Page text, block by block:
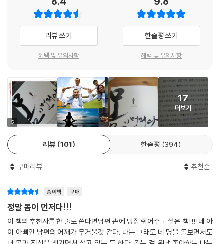
당연히 후자가 더 건강하다. 우리의 목표는 몸무게를 줄이는 게 아니다. 건
되도록 살이 찌지 않는 그런 몸을 만드는 것이다.
?“의사에게 몸을 외주 주지 마라”에서 (p.62)
?
몸은 변하는데 예전처럼 먹게 되면 문제가 생긴다. 암이 그렇다. ‘암癌’이란
한자를 보면 ‘입 구口’가 세 개 있다. 세 개의 입으로 아무거나 산더미처럼
먹어서 오는 질병이란 의미이다. 현대의 질병은 못 먹어서 생기는 게 아니
라 너무 많이 먹는 데서 오는 것이다. 먹어도 너무 먹는다.
?“양을 줄여라”에서 (p.98)
몸을 제대로 만들기 위해서는 정직, 성실, 지식이 필요하다. 몸은 정직하다.
수십 년에 걸쳐 만들어진 몸을 어떻게 두 달 만에 바꿀 수 있겠는가? 발상
자체가 말이 안 된다. 두 달 만에 만든 몸은 두 달 만에 망가질 수 있다. 성실
--- “비만은 질병이다”에서 (p.34)
운동은 돈을 절약해 준다. 형편이 어려운 사람일수록 살림이 나아지기가
살이가 고달프니 술과 담배를 많이 한다. 그나마 잠깐의 위안이 되기 때문
이다. 젊을 때는 괜찮지만 어느 순간 몸이 망가지면서 그동안 푼푼이 모은
돈이 한 번에 날아간다. 그러면서 악순환에 빠진다. 다들 몸에 좋다면 약도
사먹고, 수백만원짜리 진단도 받고, 뭐든 한다. 하지만 꾸준히 운동하는 사
람은 많지 않다. 내가 아는 한 주기적인 운동만큼 건강에 좋은 것은 없다.
--- “가장 비싼 옷은 내 몸이다”에서 (p.40)
운동의 중요성을 모르는 사람은 없다. 하지만 운동을 꾸준히 지속적으로
동안 운동을 하지 않은 것은 아니었다. 늘 하다 말다를 반복했다. 재미도 없
고 별다른 효과도 느끼지 못했기 때문이다. 내 몸에 대해, 운동법에 대해 무
지했다. 그러나 요즘은 달라졌다. 운동에 대해, 무엇보다 몸에 대해 열심히
정말 소중한 것은 급하지 않다
당장에는 별 문제가 없다.
몸을 지키지 못하면 지금 버는 돈, 미래의 찬란한 계획은 말짱 헛일이다.
운동할 시간이 없는 게 아니다.
운동을 하지 않기 때문에 더 바빠지는 것이다.
몸이 바뀌자, 새로운 인생이 열렸다
더 이상 스케줄을 소화하기 어렵다는 생각이 드는가?
사랑하는 사람에게 뭔가 선물을 주고 싶은가?
그럼 운동을 시작하라. 돈보다 몸을 더 악착같이 챙겨라.
차를 버리고 걷든지 아니면 뛰든지, 어쨌든 몸을 움직여 보라.
일정 시간 운동에 투자해 보라.
운동은 최고의 보약이다. 힘든 영혼에게 주는 비타민이다.
리뷰 쓰기
혜택 및 유의사항
한줄평 쓰기
혜택 및 유의사항
5
17
더보기
리뷰 101 한줄평 394
구매리뷰 추천순
종이책 구매
정말 몸이 먼저다!!!
이 책의 추천사를 한 줄로 쓴다면남편 손에 당장 쥐어주고 싶은 책!!!!네 아
이 아빠인 남편의 어깨가 무거울것 같다. 나는 그래도 네 명을 돌보면서도